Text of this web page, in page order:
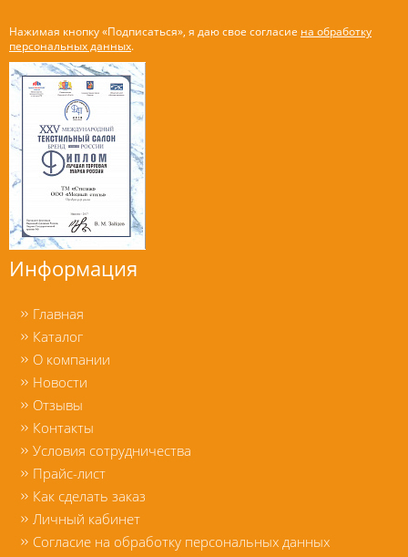
Нажимая кнопку «Подписаться», я даю свое согласие на обработку
персональных данных.
Информация
Главная
Каталог
О компании
Новости
Отзывы
Контакты
Условия сотрудничества
Прайс-лист
Как сделать заказ
Личный кабинет
Согласие на обработку персональных данных